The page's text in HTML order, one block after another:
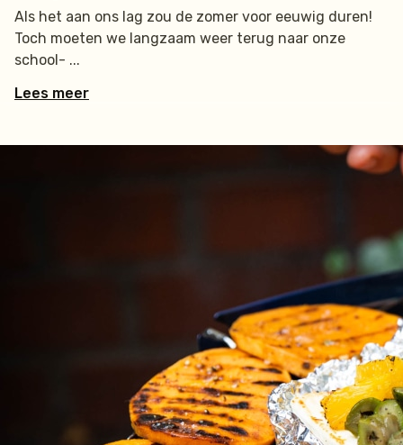
Als het aan ons lag zou de zomer voor eeuwig duren!
Toch moeten we langzaam weer terug naar onze
school-
Lees meer